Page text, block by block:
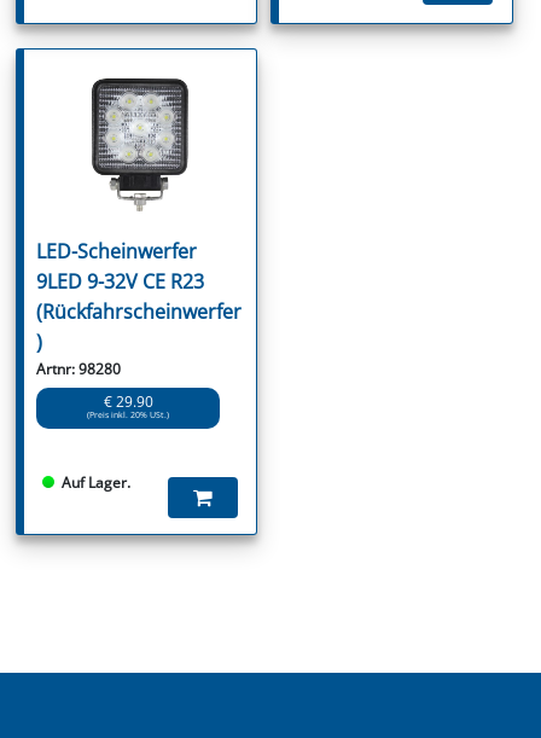
LED-Scheinwerfer
9LED 9-32V CE R23
(Rückfahrscheinwerfer
)
Artnr: 98280
€ 29.90
(Preis inkl. 20% USt.)
Auf Lager.